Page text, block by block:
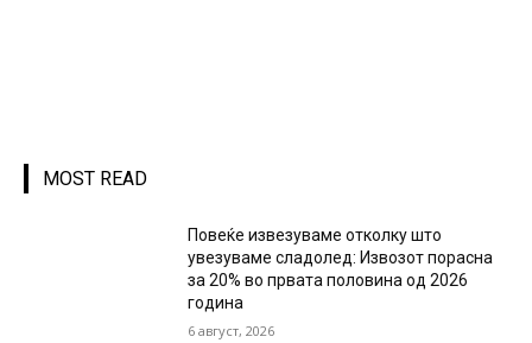
MOST READ
Повеќе извезуваме отколку што
увезуваме сладолед: Извозот порасна
за 20% во првата половина од 2026
година
6 август, 2026